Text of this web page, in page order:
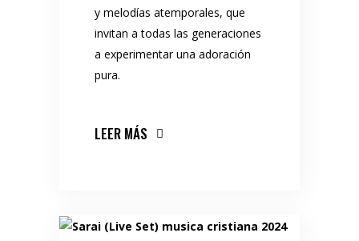
y melodías atemporales, que
invitan a todas las generaciones
a experimentar una adoración
pura.
LEER MÁS